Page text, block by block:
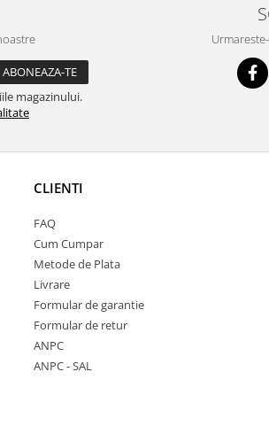
magazinului.
CLIENTI
FAQ
Cum Cumpar
Metode de Plata
Livrare
Formular de garantie
Formular de retur
ANPC
ANPC - SAL